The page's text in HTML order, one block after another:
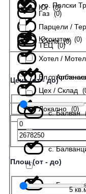
гр. Полски
Села (0)
с.
с. Балван
с.
с.
Парцели /
Хотел / Мотел
Цех / Склад (
Юг (0)
Югоизток (0)
Газ (0)
ТЕЦ (0)
Ел.
Локално (0)
Цена (от - до)
Площ (от - до)
5